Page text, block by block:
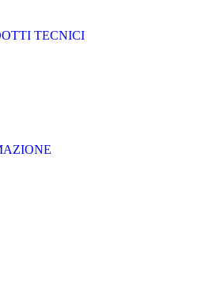
TECNICI